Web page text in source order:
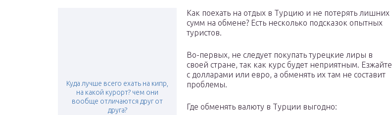
Куда лучше всего ехать на кипр,
на какой курорт? чем они
вообще отличаются друг от
друга?
Как поехать на отдых в Турцию и не потерять лишних
сумм на обмене? Есть несколько подсказок опытных
туристов.
Во-первых, не следует покупать турецкие лиры в
своей стране, так как курс будет неприятным. Езжайте
с долларами или евро, а обменять их там не составит
проблемы.
Где обменять валюту в Турции выгодно: